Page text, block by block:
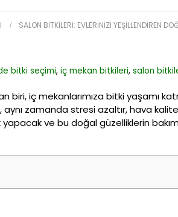
SALON BITKILERI: EVLERINIZI YEŞILLENDIREN
bitki seçimi, iç mekan bitkileri, salon
biri, iç mekanlarımıza bitki yaşamı
zamanda stresi azaltır, hava
ve bu doğal güzelliklerin